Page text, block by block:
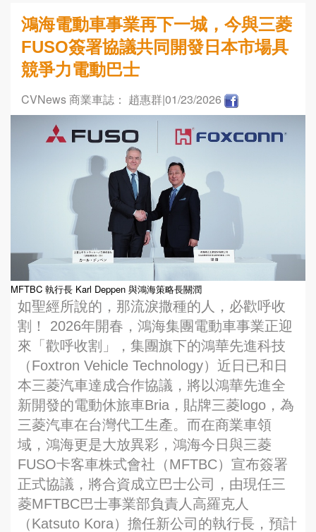
鴻海電動車事業再下一城，今與三菱
FUSO簽署協議共同開發日本市場具
競爭力電動巴士
CVNews 商業車誌： 趙惠群|01/23/2026
MFTBC 執行長 Karl Deppen 與鴻海策略長關潤
如聖經所說的，那流淚撒種的人，必歡呼收
割！ 2026年開春，鴻海集團電動車事業正迎
來「歡呼收割」，集團旗下的鴻華先進科技
（Foxtron Vehicle Technology）近日已和日
本三菱汽車達成合作協議，將以鴻華先進全
新開發的電動休旅車Bria，貼牌三菱logo，為
三菱汽車在台灣代工生產。而在商業車領
域，鴻海更是大放異彩，鴻海今日與三菱
FUSO卡客車株式會社（MFTBC）宣布簽署
正式協議，將合資成立巴士公司，由現任三
菱MFTBC巴士事業部負責人高羅克人
（Katsuto Kora）擔任新公司的執行長，預計